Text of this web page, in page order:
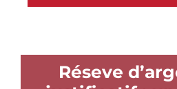
Réseve